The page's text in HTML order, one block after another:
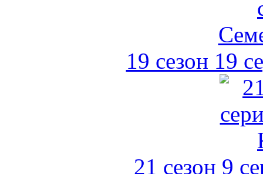
19 сезон 19
21 сезон 9